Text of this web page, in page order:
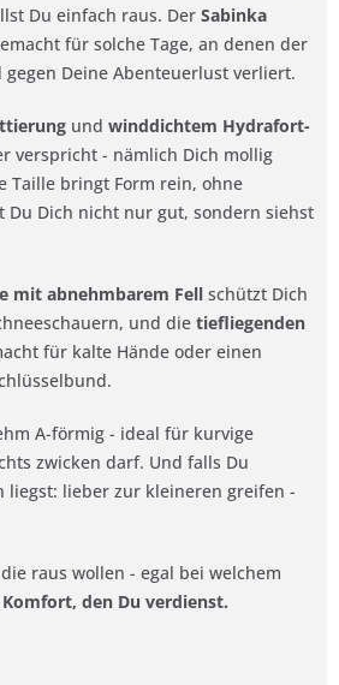
Du einfach raus. Der Sabinka
für solche Tage, an denen der
Deine Abenteuerlust verliert.
und winddichtem Hydrafort-
verspricht - nämlich Dich mollig
Taille bringt Form rein, ohne
Du Dich nicht nur gut, sondern siehst
mit abnehmbarem Fell schützt Dich
und die tiefliegenden
für kalte Hände oder einen
A-förmig - ideal für kurvige
zwicken darf. Und falls Du
liegst: lieber zur kleineren greifen -
raus wollen - egal bei welchem
den Du verdienst.